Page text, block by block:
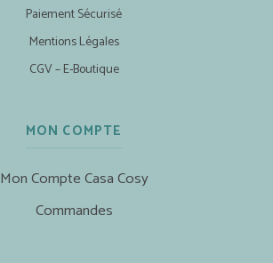
Paiement Sécurisé
Mentions Légales
CGV – E-Boutique
MON COMPTE
Mon Compte Casa Cosy
Commandes